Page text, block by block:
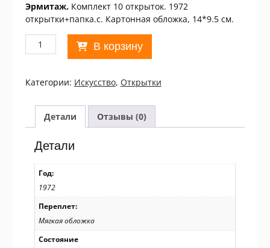
Эрмитаж.Комплект 10 открыток. 1972
открытки+папка.с. Картонная обложка, 14*9.5 см.
Количество
товара
1972.
Эрмитаж.
Комплект
10
листівок
р907
В корзину
Категории: Искусство, Открытки
Детали Отзывы (0)
Детали
Год:
1972
Переплет:
Мягкая обложка
Состояние